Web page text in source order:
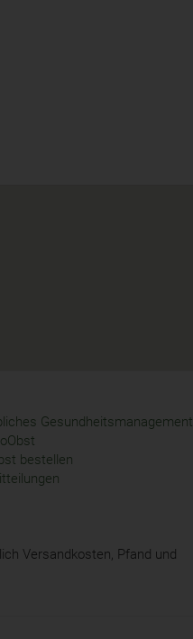
Gesundheitsmanagement
bestellen
Versandkosten, Pfand und